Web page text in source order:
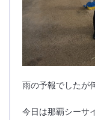
雨の予報でしたが
今日は那覇シーサ